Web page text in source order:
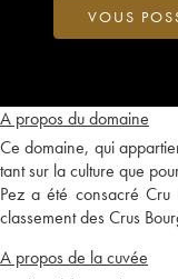
A propos du domaine
Ce domaine, qui
tant sur la culture que
Pez a été consacré
classement des Crus
A propos de la cuvée
VOUS